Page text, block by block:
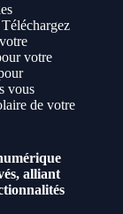
votre
vous
de votre
alliant